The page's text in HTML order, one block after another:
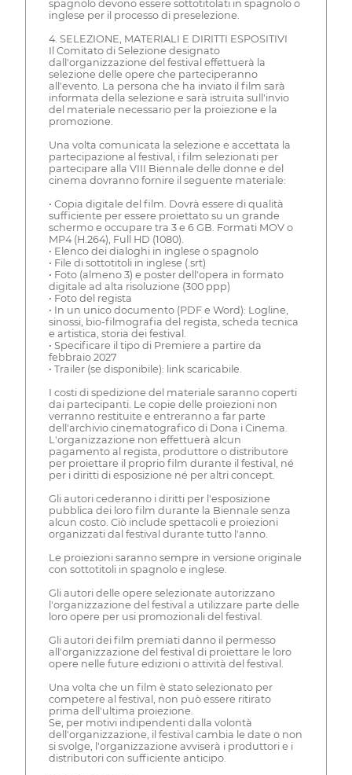
spagnolo devono essere sottotitolati in spagnolo o
inglese per il processo di preselezione.
4. SELEZIONE, MATERIALI E DIRITTI ESPOSITIVI
Il Comitato di Selezione designato
dall'organizzazione del festival effettuerà la
selezione delle opere che parteciperanno
all'evento. La persona che ha inviato il film sarà
informata della selezione e sarà istruita sull'invio
del materiale necessario per la proiezione e la
promozione.
Una volta comunicata la selezione e accettata la
partecipazione al festival, i film selezionati per
partecipare alla VIII Biennale delle donne e del
cinema dovranno fornire il seguente materiale:
• Copia digitale del film. Dovrà essere di qualità
sufficiente per essere proiettato su un grande
schermo e occupare tra 3 e 6 GB. Formati MOV o
MP4 (H.264), Full HD (1080).
• Elenco dei dialoghi in inglese o spagnolo
• File di sottotitoli in inglese (.srt)
• Foto (almeno 3) e poster dell'opera in formato
digitale ad alta risoluzione (300 ppp)
• Foto del regista
• In un unico documento (PDF e Word): Logline,
sinossi, bio-filmografia del regista, scheda tecnica
e artistica, storia dei festival.
• Specificare il tipo di Premiere a partire da
febbraio 2027
• Trailer (se disponibile): link scaricabile.
I costi di spedizione del materiale saranno coperti
dai partecipanti. Le copie delle proiezioni non
verranno restituite e entreranno a far parte
dell'archivio cinematografico di Dona i Cinema.
L'organizzazione non effettuerà alcun
pagamento al regista, produttore o distributore
per proiettare il proprio film durante il festival, né
per i diritti di esposizione né per altri concept.
Gli autori cederanno i diritti per l'esposizione
pubblica dei loro film durante la Biennale senza
alcun costo. Ciò include spettacoli e proiezioni
organizzati dal festival durante tutto l'anno.
Le proiezioni saranno sempre in versione originale
con sottotitoli in spagnolo e inglese.
Gli autori delle opere selezionate autorizzano
l'organizzazione del festival a utilizzare parte delle
loro opere per usi promozionali del festival.
Gli autori dei film premiati danno il permesso
all'organizzazione del festival di proiettare le loro
opere nelle future edizioni o attività del festival.
Una volta che un film è stato selezionato per
competere al festival, non può essere ritirato
prima dell'ultima proiezione.
Se, per motivi indipendenti dalla volontà
dell'organizzazione, il festival cambia le date o non
si svolge, l'organizzazione avviserà i produttori e i
distributori con sufficiente anticipo.